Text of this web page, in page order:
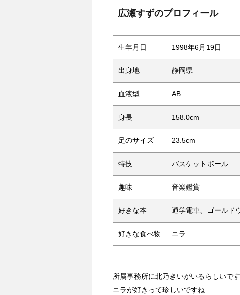
広瀬すずのプロフィール
生年月日 1998年6月19日
出身地 静岡県
血液型 AB
身長 158.0cm
足のサイズ 23.5cm
特技 バスケットボール
趣味 音楽鑑賞
好きな本 通学電車、ゴールド
好きな食べ物 ニラ
所属事務所に北乃きいがいるらしいです
ニラが好きって珍しいですね